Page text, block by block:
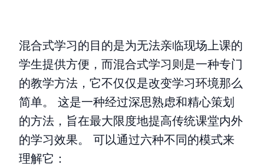
混合式学习的目的是为无法亲临现场上课的
学生提供方便，而混合式学习则是一种专门
的教学方法，它不仅仅是改变学习环境那么
简单。 这是一种经过深思熟虑和精心策划
的方法，旨在最大限度地提高传统课堂内外
的学习效果。 可以通过六种不同的模式来
理解它：